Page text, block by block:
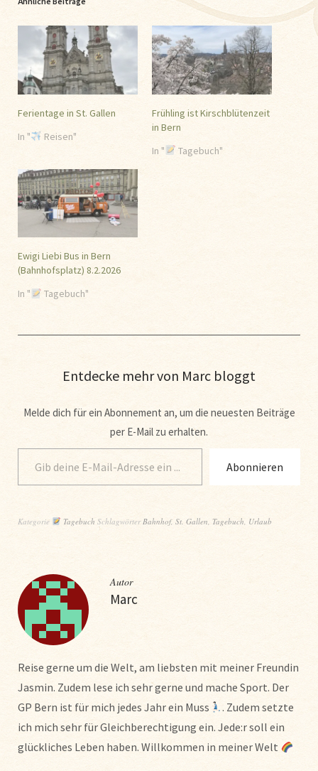
Ferientage in St. Gallen
In "
Reisen"
Frühling ist Kirschblütenzeit
in Bern
In "
Tagebuch"
Ewigi Liebi Bus in Bern
(Bahnhofsplatz) 8.2.2026
In "
Tagebuch"
Entdecke mehr von Marc bloggt
Melde dich für ein Abonnement an, um die neuesten Beiträge
per E-Mail zu erhalten.
Abonnieren
Kategorie Tagebuch SchlagwörterBahnhof, St. Gallen, Tagebuch, Urlaub
Autor
Marc
Reise gerne um die Welt, am liebsten mit meiner Freundin
Jasmin. Zudem lese ich sehr gerne und mache Sport. Der
GP Bern ist für mich jedes Jahr ein Muss
. Zudem setzte
ich mich sehr für Gleichberechtigung ein. Jede:r soll ein
glückliches Leben haben. Willkommen in meiner Welt